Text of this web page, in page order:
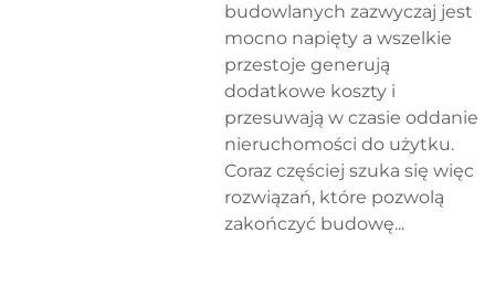
budowlanych zazwyczaj jest
mocno napięty a wszelkie
przestoje generują
dodatkowe koszty i
przesuwają w czasie oddanie
nieruchomości do użytku.
Coraz częściej szuka się więc
rozwiązań, które pozwolą
zakończyć budowę...